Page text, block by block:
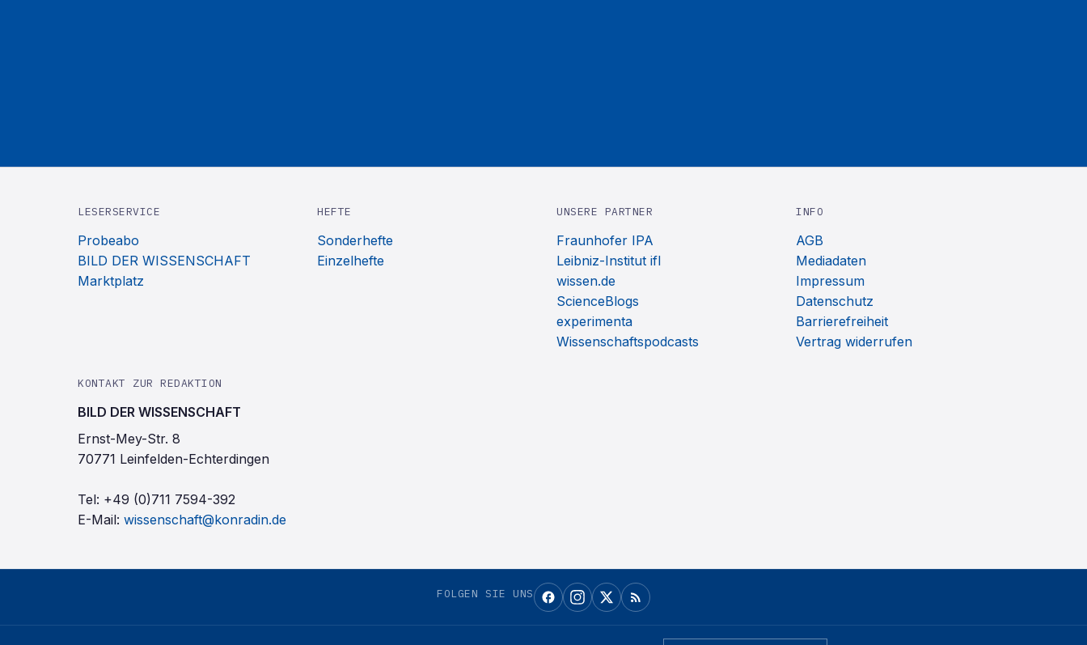
LESERSERVICE
Probeabo
BILD DER WISSENSCHAFT
Marktplatz
HEFTE
Sonderhefte
Einzelhefte
UNSERE PARTNER
Fraunhofer IPA
Leibniz-Institut ifl
wissen.de
ScienceBlogs
experimenta
Wissenschaftspodcasts
INFO
AGB
Mediadaten
Impressum
Datenschutz
Barrierefreiheit
Vertrag widerrufen
KONTAKT ZUR REDAKTION
BILD DER WISSENSCHAFT
Ernst-Mey-Str. 8
70771 Leinfelden-Echterdingen
Tel: +49 (0)711 7594-392
E-Mail: wissenschaft@konradin.de
FOLGEN SIE UNS